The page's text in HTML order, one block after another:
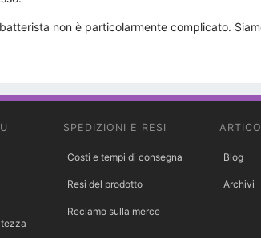
non è particolarmente complicato.
SPEDIZIONI E RESI
Costi e tempi di consegna
Resi del prodotto
Reclamo sulla merce
Blog
Archivi